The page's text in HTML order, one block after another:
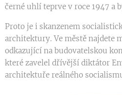
černé uhlí teprve v roce 1947 a
Proto je i skanzenem
architektury. Ve městě najdete
odkazující na budovatelskou
které zavelel dřívější diktátor
architektuře reálného